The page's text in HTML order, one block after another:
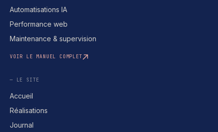
Automatisations IA
Performance web
Maintenance & supervision
VOIR LE MANUEL COMPLET
— LE SITE
Accueil
Réalisations
Journal